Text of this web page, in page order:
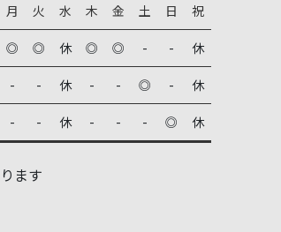
月 火 水 木 金 土 日 祝
◎ ◎ 休 ◎ ◎ - - 休
- - 休 - - ◎ - 休
- - 休 - - - ◎ 休
ます